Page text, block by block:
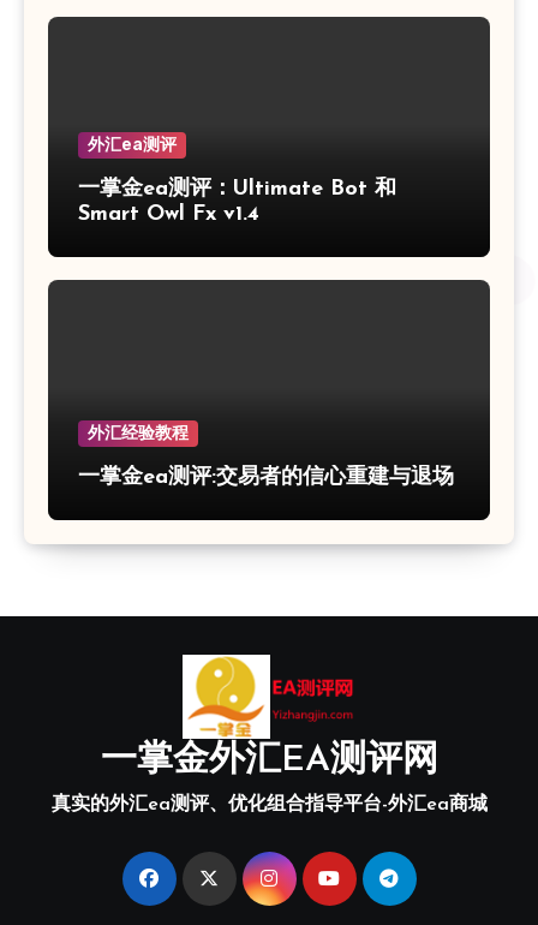
外汇ea测评
一掌金ea测评：Ultimate Bot 和
Smart Owl Fx v1.4
外汇经验教程
一掌金ea测评:交易者的信心重建与退场
一掌金外汇EA测评网
真实的外汇ea测评、优化组合指导平台-外汇ea商城